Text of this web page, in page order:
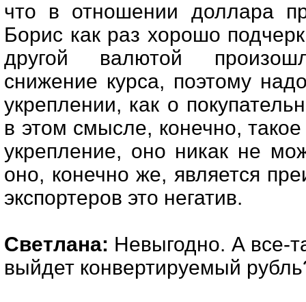
что в отношении доллара
Борис как раз хорошо
другой валютой
снижение курса, поэтому
укреплении, как о
в этом смысле, конечно,
укрепление, оно никак не
оно, конечно же, является
экспортеров это негатив.
Светлана: Невыгодно. А все-
выйдет конвертируемый